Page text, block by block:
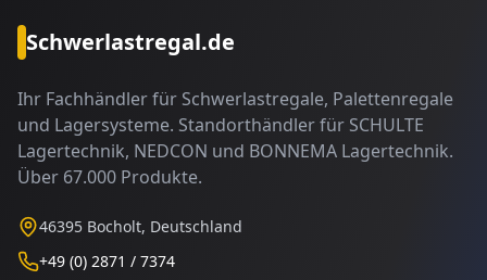
Schwerlastregal.de
Ihr Fachhändler für Schwerlastregale, Palettenregale
und Lagersysteme. Standorthändler für SCHULTE
Lagertechnik, NEDCON und BONNEMA Lagertechnik.
Über 67.000 Produkte.
46395 Bocholt, Deutschland
+49 (0) 2871 / 7374